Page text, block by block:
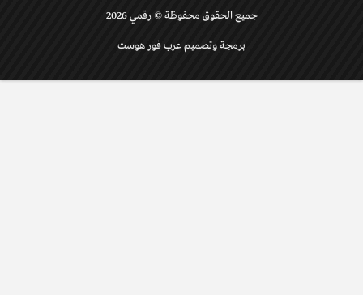
جميع الحقوق محفوظة © رقمي 2026
برمجة وتصميم عرب فور هوست